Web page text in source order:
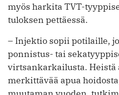
myös harkita TVT-
tuloksen pettäessä.
– Injektio sopii potilaille,
ponnistus- tai
virtsankarkailusta. Heistä
merkittävää apua